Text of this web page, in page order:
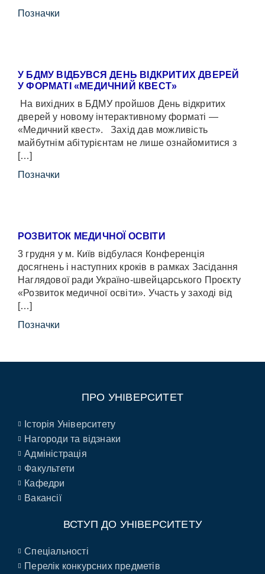
Позначки
У БДМУ ВІДБУВСЯ ДЕНЬ ВІДКРИТИХ ДВЕРЕЙ
У ФОРМАТІ «МЕДИЧНИЙ КВЕСТ»
На вихідних в БДМУ пройшов День відкритих
дверей у новому інтерактивному форматі —
«Медичний квест». Захід дав можливість
майбутнім абітурієнтам не лише ознайомитися з
[…]
Позначки
РОЗВИТОК МЕДИЧНОЇ ОСВІТИ
3 грудня у м. Київ відбулася Конференція
досягнень і наступних кроків в рамках Засідання
Наглядової ради Україно-швейцарського Проєкту
«Розвиток медичної освіти». Участь у заході від
[…]
Позначки
ПРО УНІВЕРСИТЕТ
Історія Університету
Нагороди та відзнаки
Адміністрація
Факультети
Кафедри
Вакансії
ВСТУП ДО УНІВЕРСИТЕТУ
Спеціальності
Перелік конкурсних предметів